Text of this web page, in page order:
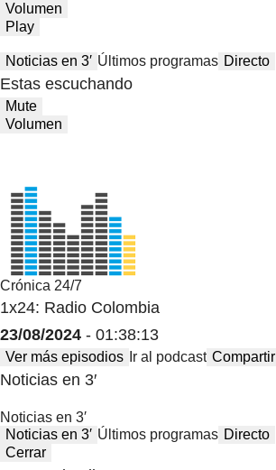
Volumen
Play
Noticias en 3′ Últimos programas Directo
Estas escuchando
Mute
Volumen
Crónica 24/7
1x24: Radio Colombia
23/08/2024 - 01:38:13
Ver más episodios Ir al podcast Compartir
Noticias en 3′
Noticias en 3′
Noticias en 3′ Últimos programas Directo
Cerrar